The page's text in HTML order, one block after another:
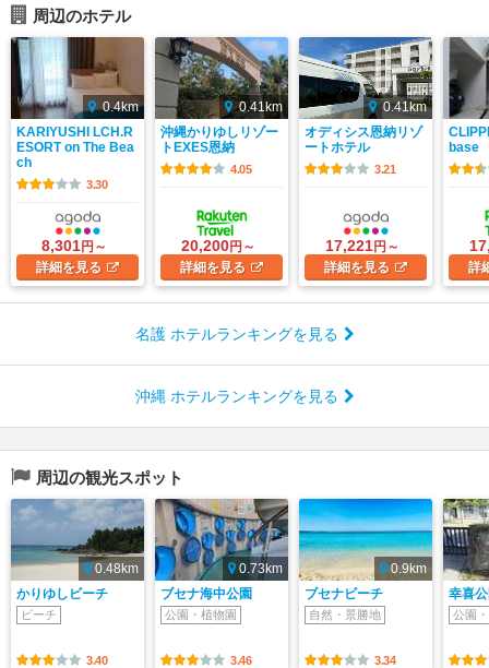
周辺のホテル
0.4km
KARIYUSHI LCH.R
ESORT on The Bea
ch
3.30
8,301円～
詳細を見る
0.41km
沖縄かりゆしリゾー
トEXES恩納
4.05
20,200円～
詳細を見る
0.41km
オディシス恩納リゾ
ートホテル
3.21
17,221円～
詳細を見る
base
詳
名護 ホテルランキングを見る
沖縄 ホテルランキングを見る
周辺の観光スポット
0.48km
かりゆしビーチ
ビーチ
3.40
0.73km
ブセナ海中公園
公園・植物園
3.46
0.9km
ブセナビーチ
自然・景勝地
3.34
幸喜
公園